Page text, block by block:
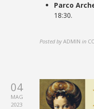
Parco
18:30.
Posted by ADMIN in
04
MAG
2023